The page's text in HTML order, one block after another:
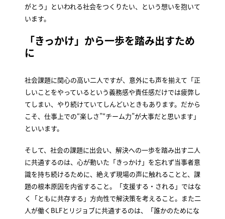
がとう」といわれる社会をつくりたい、という想いを抱いて
います。
「きっかけ」から一歩を踏み出すため
に
社会課題に関心の高い二人ですが、意外にも声を揃えて「正
しいことをやっているという義務感や責任感だけでは疲弊し
てしまい、やり続けていてしんどいときもあります。だから
こそ、仕事上での“楽しさ”“チーム力”が大事だと思います」
といいます。
そして、社会の課題に出会い、解決への一歩を踏み出す二人
に共通するのは、心が動いた「きっかけ」を忘れず当事者意
識を持ち続けるために、絶えず現場の声に触れることと、課
題の根本原因を内省すること。「支援する・される」ではな
く「ともに共存する」方向性で解決策を考えること。また二
人が働くBLFとリジョブに共通するのは、「誰かのためにな